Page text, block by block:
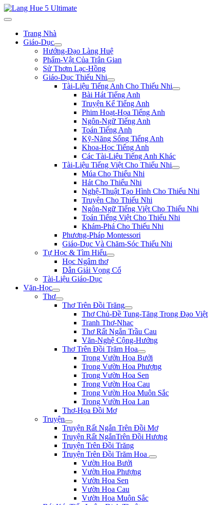
Trang Nhà
Giáo-Dục
Hướng-Đạo Làng Huệ
Phẩm-Vật Của Trân Gian
Sử Thơm Lạc-Hồng
Giáo-Dục Thiếu Nhi
Tài-Liệu Tiếng Anh Cho Thiếu Nhi
Bài Hát Tiếng Anh
Truyện Kể Tiếng Anh
Phim Hoạt-Họa Tiếng Anh
Ngôn-Ngữ Tiếng Anh
Toán Tiếng Anh
Kỹ-Năng Sống Tiếng Anh
Khoa-Học Tiếng Anh
Các Tài-Liệu Tiếng Anh Khác
Tài-Liệu Tiếng Việt Cho Thiếu Nhi
Múa Cho Thiếu Nhi
Hát Cho Thiếu Nhi
Nghệ-Thuật Tạo Hình Cho Thiếu Nhi
Truyện Cho Thiếu Nhi
Ngôn-Ngữ Tiếng Việt Cho Thiếu Nhi
Toán Tiếng Việt Cho Thiếu Nhi
Khám-Phá Cho Thiếu Nhi
Phương-Pháp Montessori
Giáo-Dục Và Chăm-Sóc Thiếu Nhi
Tự Học & Tìm Hiểu
Học Ngâm thơ
Dẫn Giải Vọng Cổ
Tài-Liệu Giáo-Dục
Văn-Học
Thơ
Thơ Trên Đồi Trăng
Thơ Chủ-Đề Tung-Tăng Trong Đạo Việt
Tranh Thơ-Nhac
Thơ Rất Ngắn Trầu Cau
Văn-Nghệ Cộng-Hưởng
Thơ Trên Đồi Trăm Hoa
Trong Vườn Hoa Bưởi
Trong Vườn Hoa Phượng
Trong Vườn Hoa Sen
Trong Vườn Hoa Cau
Trong Vườn Hoa Muôn Sắc
Trong Vườn Hoa Lan
Thơ-Họa Đồi Mơ
Truyện
Truyện Rất Ngắn Trên Đồi Mơ
Truyện Rất NgắnTrên Đồi Hương
Truyện Trên Đồi Trăng
Truyện Trên Đồi Trăm Hoa
Vườn Hoa Bưởi
Vườn Hoa Phượng
Vườn Hoa Sen
Vườn Hoa Cau
Vườn Hoa Muôn Sắc